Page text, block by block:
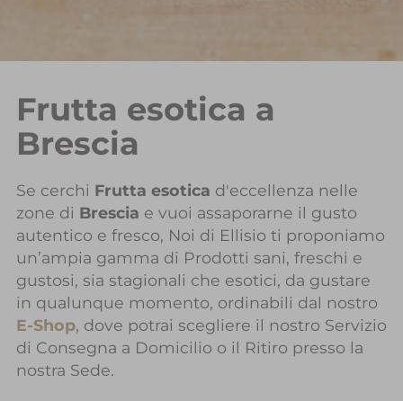
Frutta esotica a
Brescia
Se cerchi Frutta esotica d'eccellenza nelle
zone di Brescia e vuoi assaporarne il gusto
autentico e fresco, Noi di Ellisio ti proponiamo
un’ampia gamma di Prodotti sani, freschi e
gustosi, sia stagionali che esotici, da gustare
in qualunque momento, ordinabili dal nostro
E-Shop, dove potrai scegliere il nostro Servizio
di Consegna a Domicilio o il Ritiro presso la
nostra Sede.